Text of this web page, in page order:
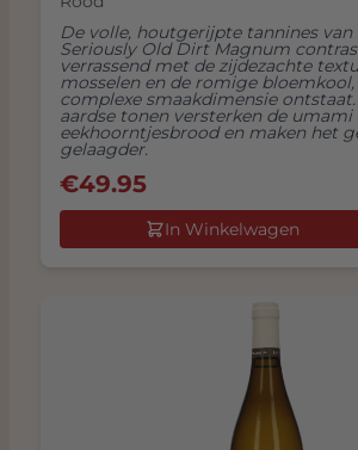
De volle, houtgerijpte tannines van
Seriously Old Dirt Magnum
verrassend met de zijdezachte
mosselen en de romige
complexe smaakdimensie
aardse tonen versterken de umami
eekhoorntjesbrood en maken het
gelaagder.
€49.95
In Winkelwagen